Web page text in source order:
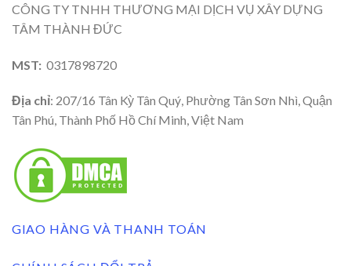
CÔNG TY TNHH THƯƠNG MẠI DỊCH VỤ XÂY DỰNG
TÂM THÀNH ĐỨC
MST: 0317898720
Địa chỉ: 207/16 Tân Kỳ Tân Quý, Phường Tân Sơn Nhì, Quận
Tân Phú, Thành Phố Hồ Chí Minh, Việt Nam
GIAO HÀNG VÀ THANH TOÁN